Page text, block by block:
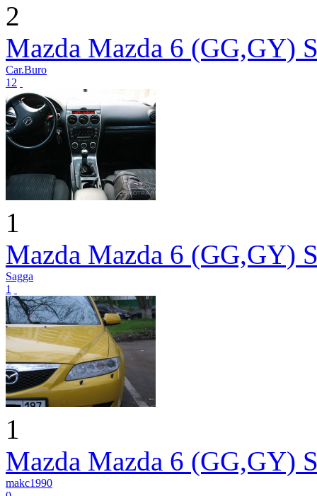
2
Mazda Mazda 6 (GG,GY)
Car.Buro
12
1
Mazda Mazda 6 (GG,GY)
Sagga
1
1
Mazda Mazda 6 (GG,GY)
makc1990